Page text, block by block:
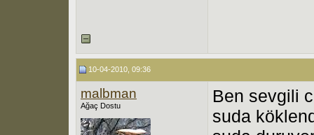
10-04-2010, 09:36
malbman
Ağaç Dostu
Ben sevgili
suda